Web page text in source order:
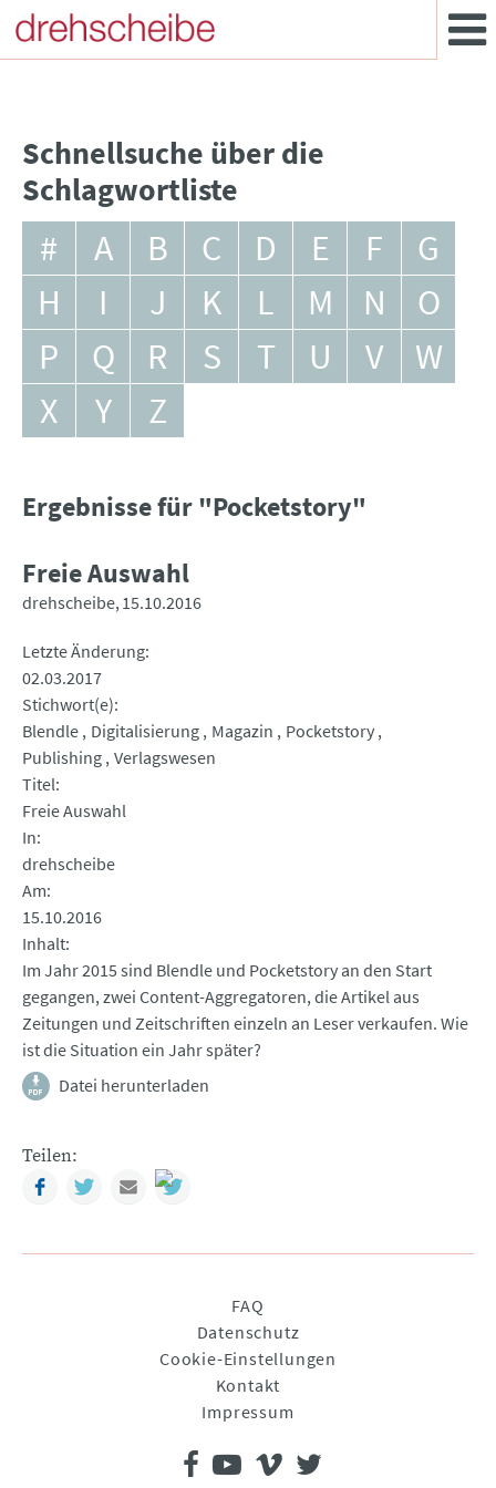
Schnellsuche über die
Schlagwortliste
# A B C D E F
G
H
I J K L M N
O
P
Q R S T U V
W
X
Y Z
Ergebnisse für "Pocketstory"
Freie Auswahl
drehscheibe 15.10.2016
Letzte Änderung
02.03.2017
Stichwort(e)
Blendle Digitalisierung Magazin
Pocketstory
Publishing Verlagswesen
Titel
Freie Auswahl
In
drehscheibe
Am
15.10.2016
Inhalt
Im Jahr 2015 sind Blendle und Pocketstory an den Start
gegangen, zwei Content-Aggregatoren, die Artikel aus
Zeitungen und Zeitschriften einzeln an Leser verkaufen. Wie
ist die Situation ein Jahr später?
Datei herunterladen
Teilen:
FacebookTwitterMail
FAQ
Datenschutz
Cookie-Einstellungen
Kontakt
Impressum